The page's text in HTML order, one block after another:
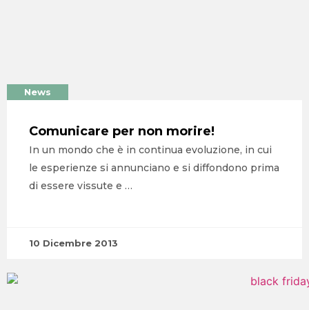
News
Comunicare per non morire!
In un mondo che è in continua evoluzione, in cui
le esperienze si annunciano e si diffondono prima
di essere vissute e …
10 Dicembre 2013